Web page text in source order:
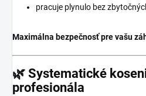
pracuje plynulo bez
Maximálna bezpečnosť pre vašu
🌿 Systematické
profesionála